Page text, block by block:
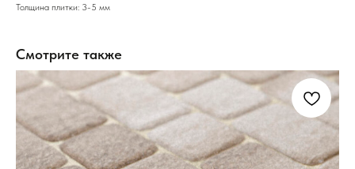
Толщина плитки: 3-5 мм
Смотрите также